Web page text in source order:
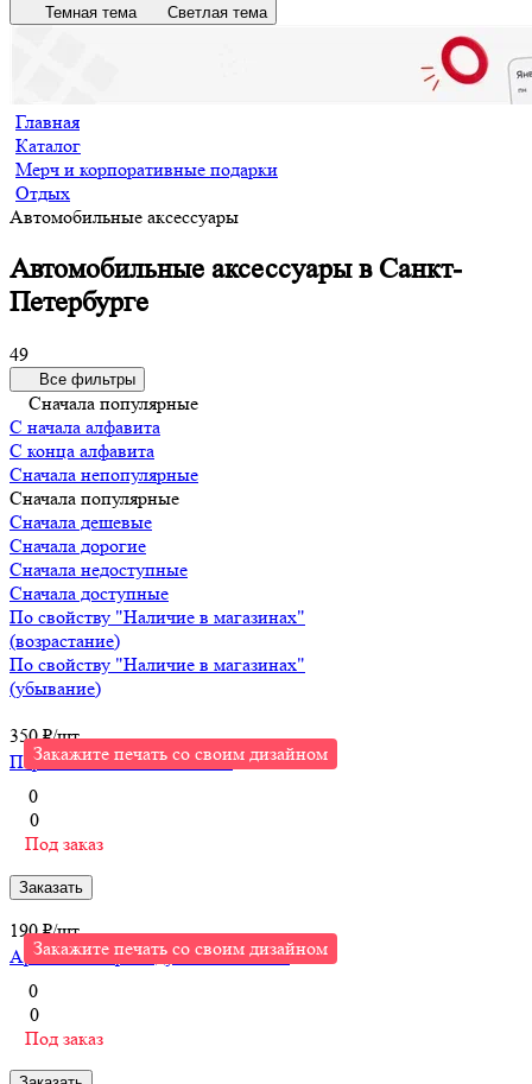
Темная тема Светлая тема
Главная
Каталог
Мерч и корпоративные подарки
Отдых
Автомобильные аксессуары
Автомобильные аксессуары в Санкт-
Петербурге
49
Все фильтры
Сначала популярные
С начала алфавита
С конца алфавита
Сначала непопулярные
Сначала популярные
Сначала дешевые
Сначала дорогие
Сначала недоступные
Сначала доступные
По свойству "Наличие в магазинах"
(возрастание)
По свойству "Наличие в магазинах"
(убывание)
Закажите печать со своим дизайном
350 ₽/шт
Парковочная визитка Litera
0
0
Под заказ
Заказать
Закажите печать со своим дизайном
190 ₽/шт
Ароматизатор воздуха Flava Sweet
0
0
Под заказ